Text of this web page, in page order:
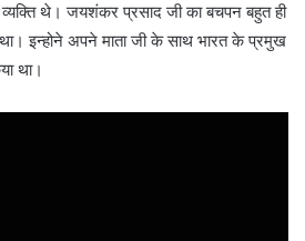
थे। जयशंकर प्रसाद जी का बचपन बहुत ही
इन्होने अपने माता जी के साथ भारत के प्रमुख
था।